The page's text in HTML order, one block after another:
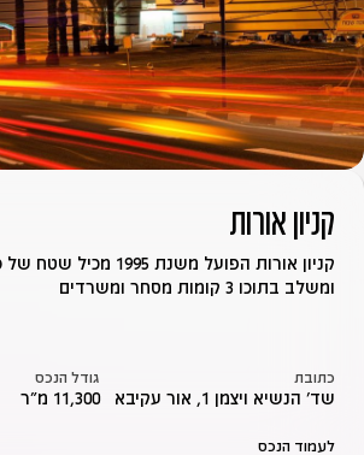
קניון אורות
ומשלב בתוכו 3 קומות מסחר ומשרדים
כתובת
שד' הנשיא ויצמן 1, אור עקיבא
גודל הנכס
11,300 מ״ר
לעמוד הנכס